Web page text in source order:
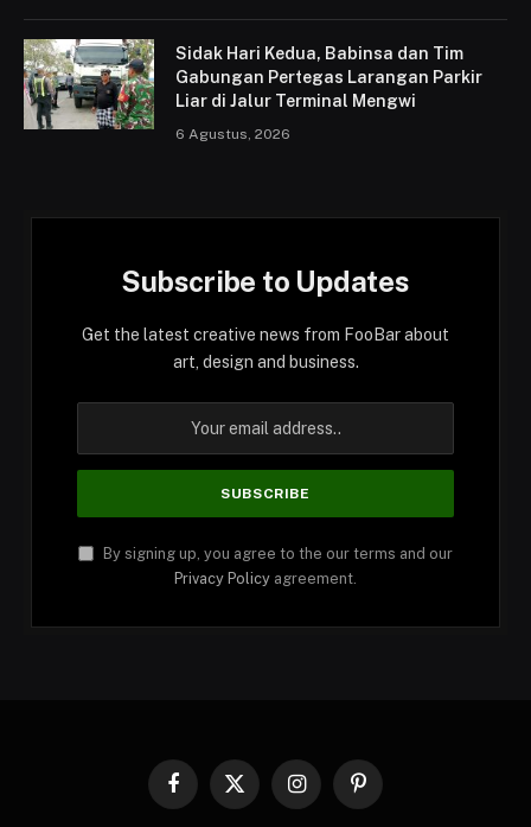
Sidak Hari Kedua, Babinsa dan Tim
Gabungan Pertegas Larangan Parkir
Liar di Jalur Terminal Mengwi
6 Agustus, 2026
Subscribe to Updates
Get the latest creative news from FooBar about
art, design and business.
By signing up, you agree to the our terms and our
Privacy Policy agreement.
Facebook
X
InstagramPinterest